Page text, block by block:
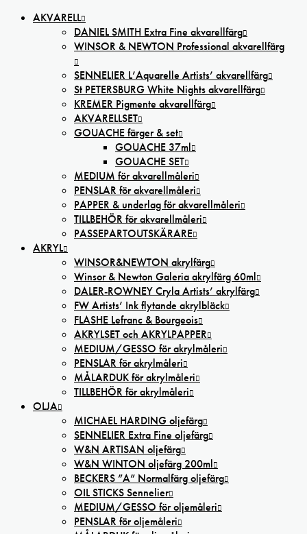
AKVARELL
DANIEL SMITH Extra Fine akvarellfärg
WINSOR & NEWTON Professional akvarellfärg
SENNELIER L’Aquarelle Artists’ akvarellfärg
St PETERSBURG White Nights akvarellfärg
KREMER Pigmente akvarellfärg
AKVARELLSET
GOUACHE färger & set
GOUACHE 37ml
GOUACHE SET
MEDIUM för akvarellmåleri
PENSLAR för akvarellmåleri
PAPPER & underlag för akvarellmåleri
TILLBEHÖR för akvarellmåleri
PASSEPARTOUTSKÄRARE
AKRYL
WINSOR&NEWTON akrylfärg
Winsor & Newton Galeria akrylfärg 60ml
DALER-ROWNEY Cryla Artists’ akrylfärg
FW Artists’ Ink flytande akrylbläck
FLASHE Lefranc & Bourgeois
AKRYLSET och AKRYLPAPPER
MEDIUM/GESSO för akrylmåleri
PENSLAR för akrylmåleri
MÅLARDUK för akrylmåleri
TILLBEHÖR för akrylmåleri
OLJA
MICHAEL HARDING oljefärg
SENNELIER Extra Fine oljefärg
W&N ARTISAN oljefärg
W&N WINTON oljefärg 200ml
BECKERS ”A” Normalfärg oljefärg
OIL STICKS Sennelier
MEDIUM/GESSO för oljemåleri
PENSLAR för oljemåleri